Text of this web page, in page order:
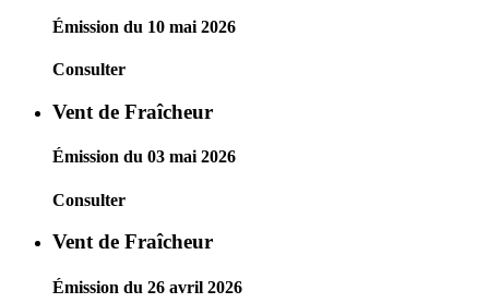
Émission du 10 mai 2026
Consulter
Vent de Fraîcheur
Émission du 03 mai 2026
Consulter
Vent de Fraîcheur
Émission du 26 avril 2026